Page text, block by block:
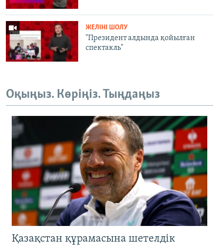
ЖЕЛІНІ ШОЛУ
"Президент алдында қойылған
спектакль"
Оқыңыз. Көріңіз. Тыңдаңыз
Қазақстан құрамасына шетелдік